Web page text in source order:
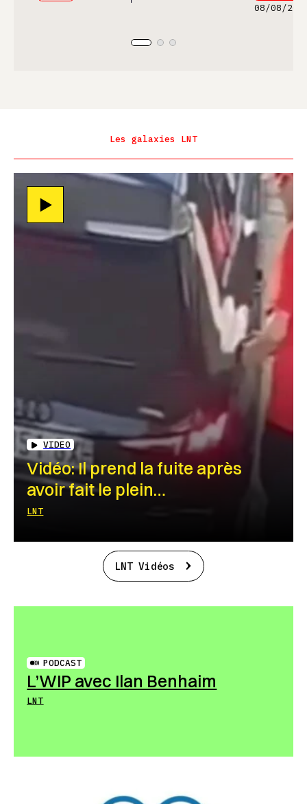
08/08/
Les galaxies LNT
VIDEO
Vidéo: Il prend la fuite après
avoir fait le plein…
LNT
LNT Vidéos
PODCAST
L’WIP avec Ilan Benhaim
LNT